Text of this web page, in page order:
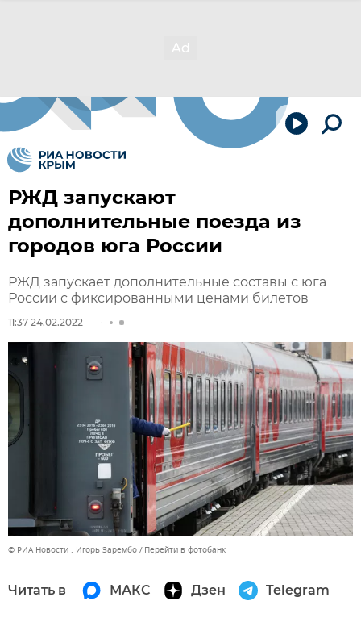
РЖД запускают
дополнительные поезда из
городов юга России
РЖД запускает дополнительные составы с юга
России с фиксированными ценами билетов
11:37 24.02.2022
© РИА Новости . Игорь Зарембо Перейти в фотобанк
Читать в МАКС Дзен Telegram